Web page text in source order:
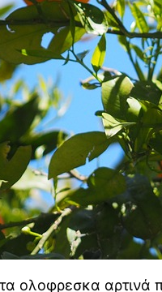
ολοφρεσκα αρτινά